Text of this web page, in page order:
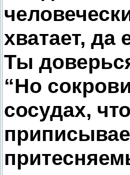
хватает, да
Ты
“Но
сосудах,